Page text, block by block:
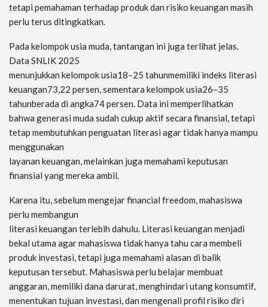
tetapi pemahaman terhadap produk dan risiko keuangan masih
perlu terus ditingkatkan.
Pada kelompok usia muda, tantangan ini juga terlihat jelas.
Data SNLIK 2025
menunjukkan kelompok usia18–25 tahunmemiliki indeks literasi
keuangan73,22 persen, sementara kelompok usia26–35
tahunberada di angka74 persen. Data ini memperlihatkan
bahwa generasi muda sudah cukup aktif secara finansial, tetapi
tetap membutuhkan penguatan literasi agar tidak hanya mampu
menggunakan
layanan keuangan, melainkan juga memahami keputusan
finansial yang mereka ambil.
Karena itu, sebelum mengejar financial freedom, mahasiswa
perlu membangun
literasi keuangan terlebih dahulu. Literasi keuangan menjadi
bekal utama agar mahasiswa tidak hanya tahu cara membeli
produk investasi, tetapi juga memahami alasan di balik
keputusan tersebut. Mahasiswa perlu belajar membuat
anggaran, memiliki dana darurat, menghindari utang konsumtif,
menentukan tujuan investasi, dan mengenali profil risiko diri